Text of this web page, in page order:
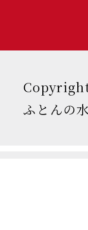
ふとんの